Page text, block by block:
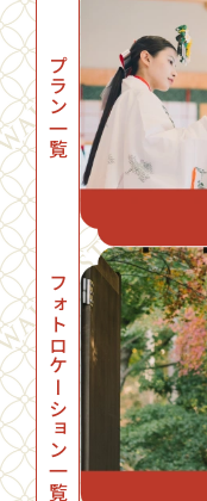
プラン一覧
フォトロケーション一覧